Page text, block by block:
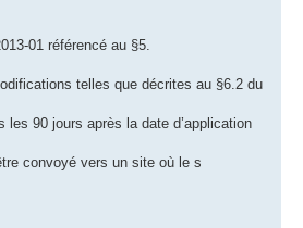
01 référencé au §5.
telles que décrites au §6.2 du
90 jours après la date d’application
convoyé vers un site où le s